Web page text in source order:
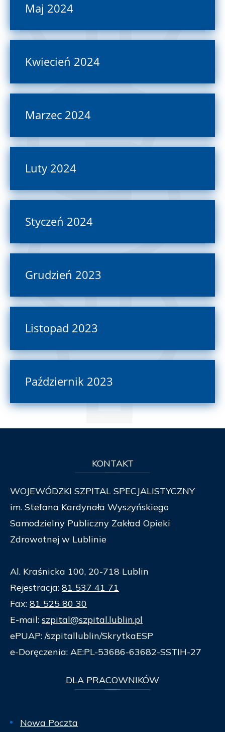
Maj 2024
Kwiecień 2024
Marzec 2024
Luty 2024
Styczeń 2024
Grudzień 2023
Listopad 2023
Październik 2023
KONTAKT
WOJEWÓDZKI SZPITAL SPECJALISTYCZNY
im. Stefana Kardynała Wyszyńskiego
Samodzielny Publiczny Zakład Opieki
Zdrowotnej w Lublinie
Al. Kraśnicka 100, 20-718 Lublin
Rejestracja: 81 537 41 71
Fax: 81 525 80 30
E-mail: szpital@szpital.lublin.pl
ePUAP: /szpitallublin/SkrytkaESP
e-Doręczenia: AE:PL-53686-63682-SSTIH-27
DLA PRACOWNIKÓW
Nowa Poczta